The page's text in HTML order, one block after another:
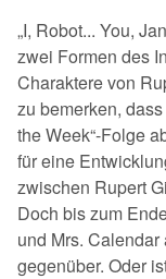
„I, Robot... You,
zwei Formen des
Charaktere von
zu bemerken,
the Week“-Folge
für eine
zwischen Rupert
Doch bis zum
und Mrs.
gegenüber. Oder